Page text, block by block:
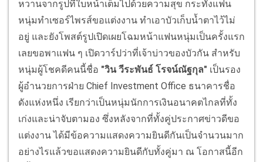
หวานจากรูปที่ใบหน้าเต็มไปด้วยความสุข กระทั่งแฟน
หนุ่มทำเซอร์ไพรส์ขอแต่งงาน ทำเอาบัวเก็บน้ำตาไว้ไม่
อยู่ และยังโพสต์รูปเปิดเผยโฉมหน้าแฟนหนุ่มเป็นครั้งแรก
เลยขอพาแฟน ๆ เปิดวาร์ปว่าที่เจ้าบ่าวของบัวกัน สำหรับ
หนุ่มผู้โชคดีคนนี้ชื่อ "วิน วีระพันธ์ โรจน์ณัฐกุล" เป็นรอง
ผู้อำนวยการฝ่าย Chief Investment Office ธนาคารชื่อ
ดังแห่งหนึ่ง เรียกว่าเป็นหนุ่มนักการเงินอนาคตไกลที่ทั้ง
เก่งและน่าจับตามอง ซึ่งหลังจากที่ทั้งคู่ประกาศข่าวดีขอ
แต่งงาน ได้มีข้อความแสดงความยินดีกันเป็นจำนวนมาก
อย่างไรแล้วขอแสดงความยินดีกับทั้งคู่มา ณ โอกาสนี้อีก